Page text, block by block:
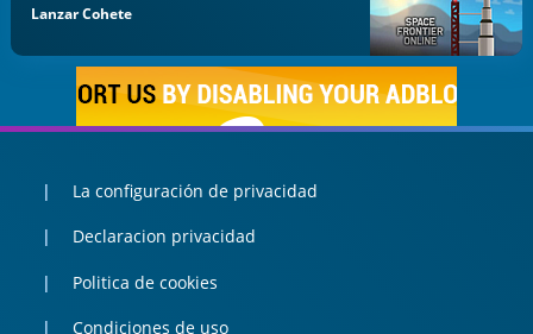
Lanzar Cohete
La configuración de privacidad
Declaracion privacidad
Politica de cookies
Condiciones de uso